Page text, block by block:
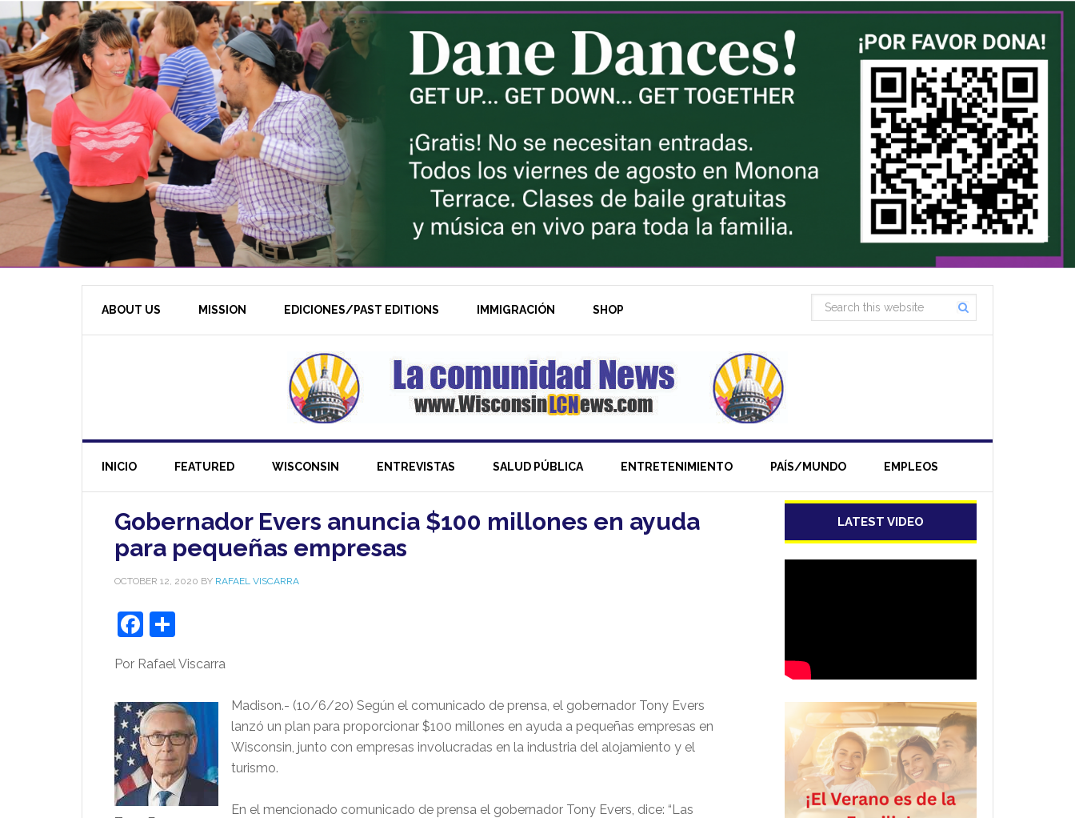
ABOUT US MISSION EDICIONES/PAST EDITIONS IMMIGRACIÓN SHOP
INICIO FEATURED WISCONSIN ENTREVISTAS SALUD PÚBLICA ENTRETENIMIENTO PAÍS/MUNDO EMPLEOS
Gobernador Evers anuncia $100 millones en ayuda
para pequeñas empresas
OCTOBER 12, 2020 BY RAFAEL VISCARRA
Facebook
Por Rafael Viscarra
Madison.- (10/6/20) Según el comunicado de prensa, el gobernador Tony Evers
lanzó un plan para proporcionar $100 millones en ayuda a pequeñas empresas en
Wisconsin, junto con empresas involucradas en la industria del alojamiento y el
turismo.
En el mencionado comunicado de prensa el gobernador Tony Evers, dice: “Las
LATEST VIDEO